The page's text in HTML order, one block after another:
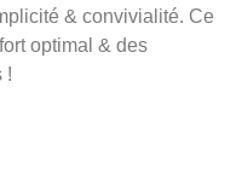
& convivialité. Ce
optimal & des
!